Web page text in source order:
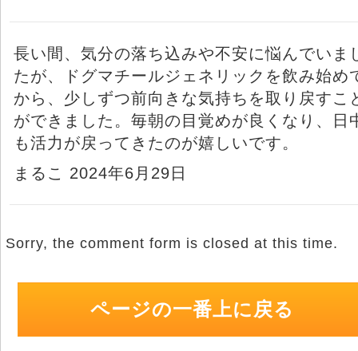
長い間、気分の落ち込みや不安に悩んでいま
たが、ドグマチールジェネリックを飲み始め
から、少しずつ前向きな気持ちを取り戻すこ
ができました。毎朝の目覚めが良くなり、日
も活力が戻ってきたのが嬉しいです。
まるこ 2024年6月29日
Sorry, the comment form is closed at this time.
ページの一番上に戻る